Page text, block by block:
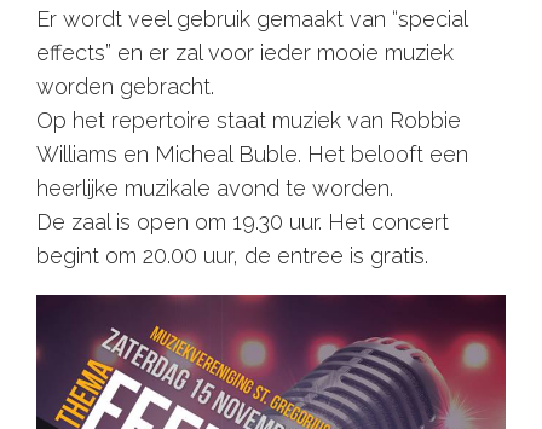
Er wordt veel gebruik gemaakt van “special
effects” en er zal voor ieder mooie muziek
worden gebracht.
Op het repertoire staat muziek van Robbie
Williams en Micheal Buble. Het belooft een
heerlijke muzikale avond te worden.
De zaal is open om 19.30 uur. Het concert
begint om 20.00 uur, de entree is gratis.